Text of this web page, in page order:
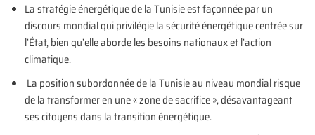
La stratégie énergétique de la Tunisie est façonnée par un
discours mondial qui privilégie la sécurité énergétique centrée sur
l’État, bien qu’elle aborde les besoins nationaux et l’action
climatique.
La position subordonnée de la Tunisie au niveau mondial risque
de la transformer en une « zone de sacrifice », désavantageant
ses citoyens dans la transition énergétique.